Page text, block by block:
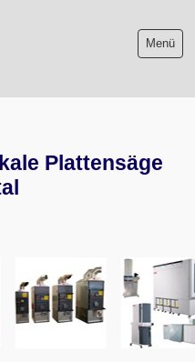
Menü
Plattensäge